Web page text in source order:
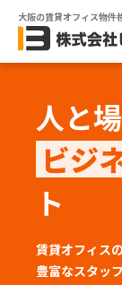
大阪の賃貸オフィス物件
人と
ビジ
ト
賃貸オフィス
豊富なスタッフ